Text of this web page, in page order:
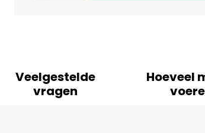
Veelgestelde
vragen
Hoeveel